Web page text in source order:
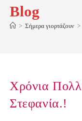
Blog
> Σήμερα γιορτάζουν >
Χρόνια
Στεφανία.!